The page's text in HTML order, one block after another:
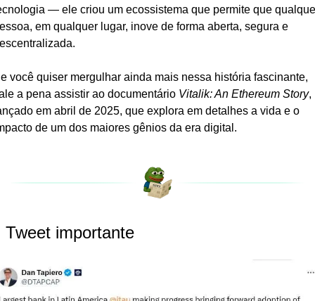
— ele criou um ecossistema que permite que
em qualquer lugar, inove de forma aberta, segura e
você quiser mergulhar ainda mais nessa história fascinante,
a pena assistir ao documentário Vitalik: An Ethereum Story,
em abril de 2025, que explora em detalhes a vida e o
de um dos maiores gênios da era digital.
importante